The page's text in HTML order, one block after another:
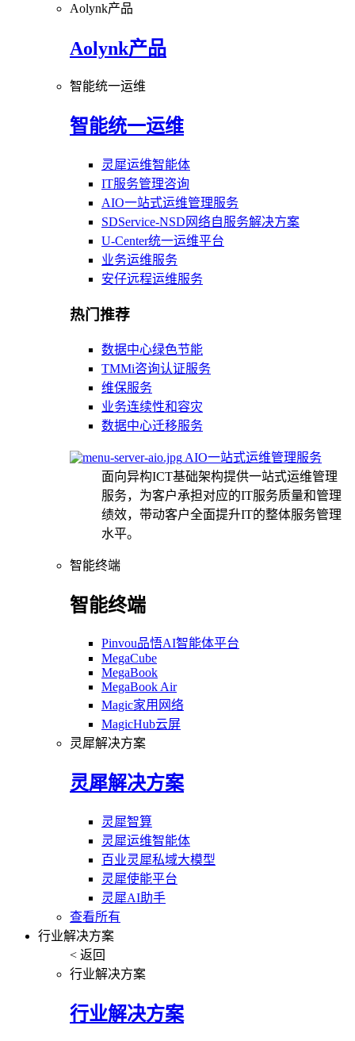
Aolynk产品
Aolynk产品
智能统一运维
智能统一运维
灵犀运维智能体
IT服务管理咨询
AIO一站式运维管理服务
SDService-NSD网络自服务解决方案
U-Center统一运维平台
业务运维服务
安仔远程运维服务
热门推荐
数据中心绿色节能
TMMi咨询认证服务
维保服务
业务连续性和容灾
数据中心迁移服务
AIO一站式运维管理服务
面向异构ICT基础架构提供一站式运维管理
服务，为客户承担对应的IT服务质量和管理
绩效，带动客户全面提升IT的整体服务管理
水平。
智能终端
智能终端
Pinvou品悟AI智能体平台
MegaCube
MegaBook
MegaBook Air
Magic家用网络
MagicHub云屏
灵犀解决方案
灵犀解决方案
灵犀智算
灵犀运维智能体
百业灵犀私域大模型
灵犀使能平台
灵犀AI助手
查看所有
行业解决方案
< 返回
行业解决方案
行业解决方案